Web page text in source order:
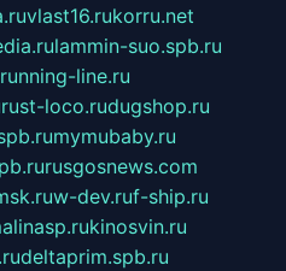
vlast16.rukorru.net
lammin-suo.spb.ru
running-line.ru
rust-loco.rudugshop.ru
mymubaby.ru
rusgosnews.com
w-dev.ruf-ship.ru
kinosvin.ru
deltaprim.spb.ru